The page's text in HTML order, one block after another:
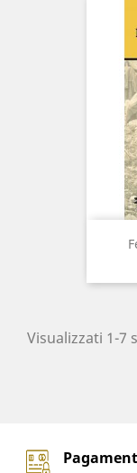
Visualizzati 1-7